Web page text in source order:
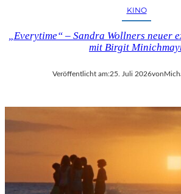
KINO
„Everytime“ – Sandra Wollners neuer
mit Birgit
Veröffentlicht am:25. Juli 2026von